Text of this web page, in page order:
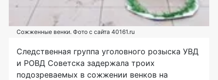
Сожженные венки. Фото с сайта 40161.ru
Следственная группа уголовного розыска УВД
и РОВД Советска задержала троих
подозреваемых в сожжении венков на